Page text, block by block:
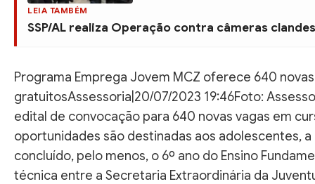
LEIA TAMBÉM
SSP/AL realiza Operação contra câmeras
Programa Emprega Jovem MCZ oferece 640
gratuitosAssessoria|20/07/2023 19:46Foto:
edital de convocação para 640 novas vagas em
oportunidades são destinadas aos adolescentes,
concluído, pelo menos, o 6º ano do Ensino
técnica entre a Secretaria Extraordinária da